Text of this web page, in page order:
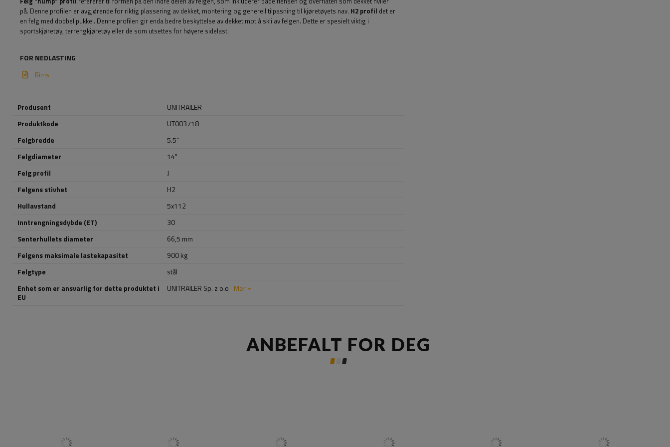
på. Denne profilen er avgjørende for riktig plassering av dekket, montering og generell tilpasning til kjøretøyets nav. H2 profil det er
en felg med dobbel pukkel. Denne profilen gir enda bedre beskyttelse av dekket mot å skli av felgen. Dette er spesielt viktig i
sportskjøretøy, terrengkjøretøy eller de som utsettes for høyere sidelast.
FOR NEDLASTING
Rims
Produsent
UNITRAILER
Produktkode
UT003718
Felgbredde
5.5"
Felgdiameter
14"
Felg profil
J
Felgens stivhet
H2
Hullavstand
5x112
Inntrengningsdybde (ET)
30
Senterhullets diameter
66,5 mm
Felgens maksimale lastekapasitet
900 kg
Felgtype
stål
Enhet som er ansvarlig for dette produktet i
EU
UNITRAILER Sp. z o.o Mer
ANBEFALT FOR DEG